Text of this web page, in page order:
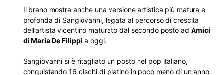
Il brano mostra anche una versione artistica più matura e
profonda di Sangiovanni, legata al percorso di crescita
dell’artista vicentino maturato dal secondo posto ad Amici
di Maria De Filippi a oggi.
Sangiovanni si è ritagliato un posto nel pop italiano,
conquistando 16 dischi di platino in poco meno di un anno